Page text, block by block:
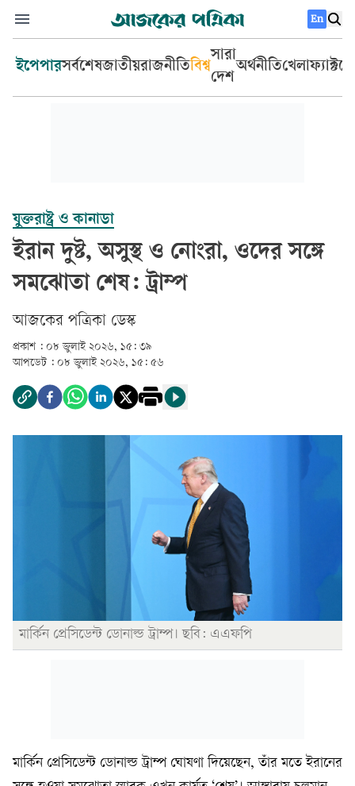
En
ইপেপারসর্বশেষজাতীয়রাজনীতিবিশ্ব
সারা
দেশ
অর্থনীতিখেলা
যুক্তরাষ্ট্র ও কানাডা
ইরান দুষ্ট, অসুস্থ ও নোংরা, ওদের সঙ্গে
সমঝোতা শেষ: ট্রাম্প
আজকের পত্রিকা ডেস্ক­
প্রকাশ : ০৮ জুলাই ২০২৬, ১৫: ৩৯
আপডেট : ০৮ জুলাই ২০২৬, ১৫: ৫৬
মার্কিন প্রেসিডেন্ট ডোনাল্ড ট্রাম্প। ছবি: এএফপি
মার্কিন প্রেসিডেন্ট ডোনাল্ড ট্রাম্প ঘোষণা দিয়েছেন, তাঁর মতে ইরানের